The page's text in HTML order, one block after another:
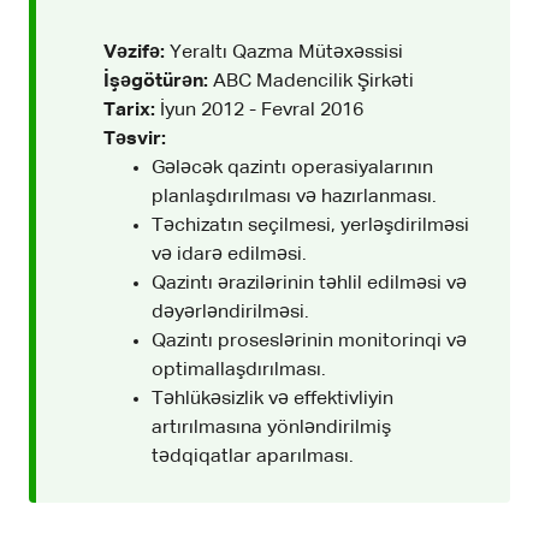
Vəzifə: Yeraltı Qazma Mütəxəssisi
İşəgötürən: ABC Madencilik Şirkəti
Tarix: İyun 2012 - Fevral 2016
Təsvir:
Gələcək qazintı operasiyalarının
planlaşdırılması və hazırlanması.
Təchizatın seçilmesi, yerləşdirilməsi
və idarə edilməsi.
Qazintı ərazilərinin təhlil edilməsi və
dəyərləndirilməsi.
Qazintı proseslərinin monitorinqi və
optimallaşdırılması.
Təhlükəsizlik və effektivliyin
artırılmasına yönləndirilmiş
tədqiqatlar aparılması.